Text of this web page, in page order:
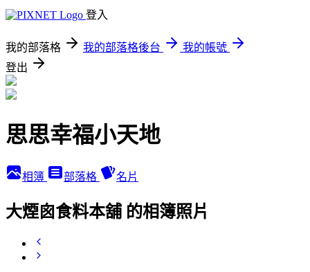
登入
我的部落格 我的部落格後台
我的帳號
登出
思思幸福小天地
相簿 部落格 名片
大煙囪食料本舖 的相簿照片